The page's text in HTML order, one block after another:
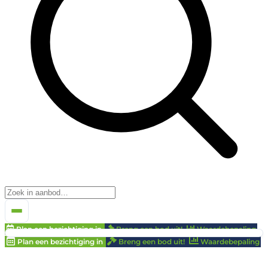
Plan een bezichtiging in Breng een bod uit!
Waardebepaling
Plan een bezichtiging in
Breng een bod uit! Waardebepaling